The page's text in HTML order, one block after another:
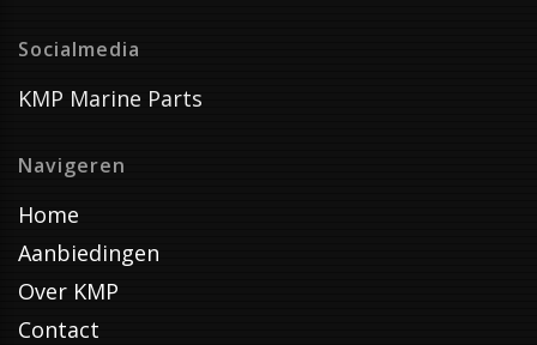
Socialmedia
KMP Marine Parts
Navigeren
Home
Aanbiedingen
Over KMP
Contact